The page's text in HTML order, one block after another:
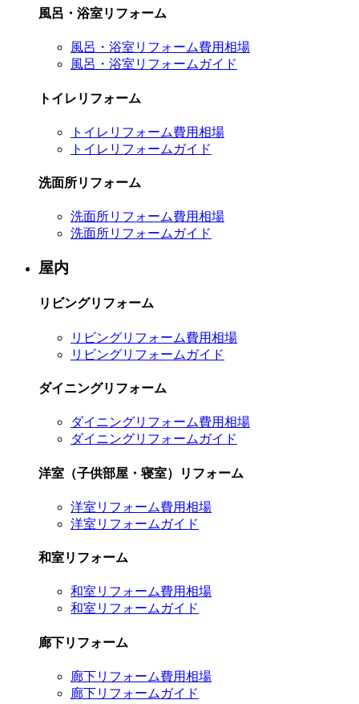
風呂・浴室リフォーム
風呂・浴室リフォーム費用相場
風呂・浴室リフォームガイド
トイレリフォーム
トイレリフォーム費用相場
トイレリフォームガイド
洗面所リフォーム
洗面所リフォーム費用相場
洗面所リフォームガイド
屋内
リビングリフォーム
リビングリフォーム費用相場
リビングリフォームガイド
ダイニングリフォーム
ダイニングリフォーム費用相場
ダイニングリフォームガイド
洋室（子供部屋・寝室）リフォーム
洋室リフォーム費用相場
洋室リフォームガイド
和室リフォーム
和室リフォーム費用相場
和室リフォームガイド
廊下リフォーム
廊下リフォーム費用相場
廊下リフォームガイド